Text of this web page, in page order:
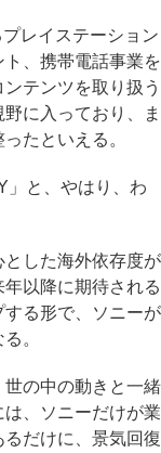
レイステーション
、携帯電話事業を
テンツを取り扱う
に入っており、ま
たといえる。
と、やはり、わ
した海外依存度が
以降に期待される
る形で、ソニーが
。
の中の動きと一緒
、ソニーだけが業
だけに、景気回復